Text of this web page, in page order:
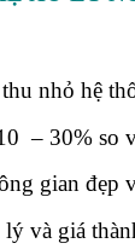
nhỏ hệ
– 30% so
gian đẹp
và giá